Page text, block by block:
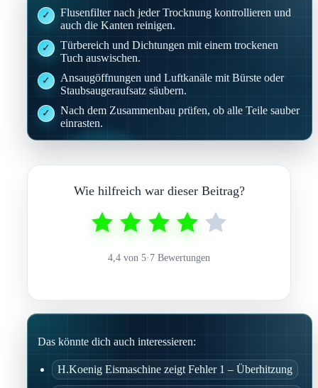
Flusenfilter nach jeder Trocknung kontrollieren und
auch die Kanten reinigen.
Türbereich und Dichtungen mit einem trockenen
Tuch auswischen.
Ansaugöffnungen und Luftkanäle mit Bürste oder
Staubsaugeraufsatz säubern.
Nach dem Zusammenbau prüfen, ob alle Teile sauber
einrasten.
Wie hilfreich war dieser Beitrag?
4,4 von 5· 7 Bewertungen
Das könnte dich auch interessieren:
H.Koenig Eismaschine zeigt Fehler 1 – Überhitzung